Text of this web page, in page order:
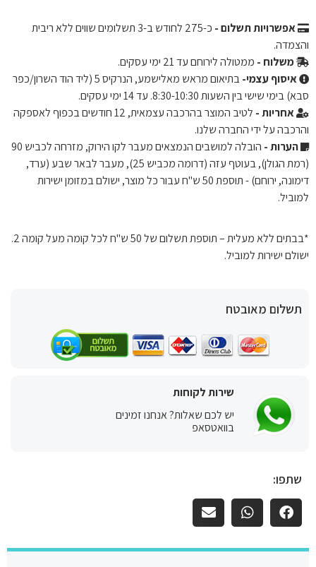
אפשרויות תשלום - כ-275
לחודש ב-3 תשלומים שווים ללא ריבית
והצמדה.
משלוח - ממטולה לירוחם עד 21 ימי עסקים.
איסוף עצמי-
בתיאום מראש מאלישמע, הנרקיס 5 (ליד הוד השרון/כפר
סבא) בימי שישי בין השעות 8:30-10:30. עד 14 ימי עסקים.
אחריות -
לטיב המוצר בהרכבה עצמאית, 12 חודשים בכפוף לאספקה ​​
והרכבה על ידי החברה שלנו.
הערות -
הובלה למושבים הנמצאים מעבר לקו הירוק, מזרחה לכביש 90
(רמת הגולן), בעוטף עזה (דרומה מכביש 25), מעבר לבאר שבע (ערד,
דימונה, ירוחם) - תוספת 50 ש"ח עבור כל מוצר, ישולם במזומן ישירות
למוביל.
*בבתים ללא מעלית – תוספת תשלום של 50 ש"ח לכל קומה מעל קומה 2.
ישולם ישירות למוביל.
תשלום מאובטח
שירות לקוחות
יש לכם שאלות? אנחנו זמינים
בוואטסאפ
שתפו: